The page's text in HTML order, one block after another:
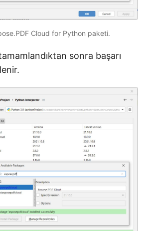
Cloud for Python paketi.
sonra başarı